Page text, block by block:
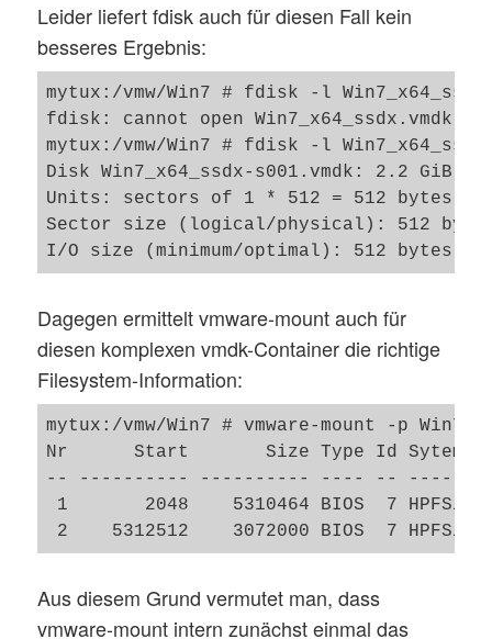
Leider liefert fdisk auch für diesen Fall kein
besseres Ergebnis:
mytux:/vmw/Win7 # fdisk -l
fdisk: cannot open
mytux:/vmw/Win7 # fdisk -l
Disk Win7_x64_ssdx-s001.vmdk: 2.2 GiB,
Units: sectors of 1 * 512 = 512 bytes
Sector size (logical/physical): 512
Dagegen ermittelt vmware-mount auch für
diesen komplexen vmdk-Container die richtige
Filesystem-Information:
mytux:/vmw/Win7 # vmware-mount -p
Nr      Start       Size
-- ---------- ---------- ---- --
1       2048    5310464 BIOS  7 HPFS/
Aus diesem Grund vermutet man, dass
vmware-mount intern zunächst einmal das